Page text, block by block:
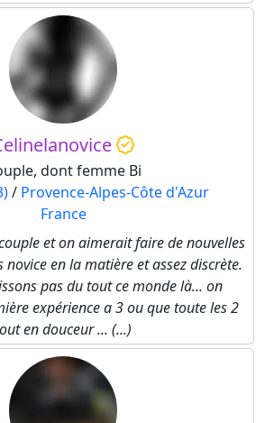
dont femme Bi
/ Provence-Alpes-Côte d'Azur
France
et on aimerait faire de nouvelles
novice en la matière et assez discrète.
pas du tout ce monde là... on
expérience a 3 ou que toute les 2
en douceur ... (...)